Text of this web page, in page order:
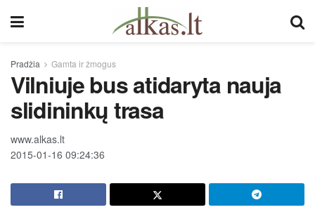
Pradžia Gamta ir žmogus
Vilniuje bus atidaryta nauja
slidininkų trasa
www.alkas.lt
2015-01-16 09:24:36